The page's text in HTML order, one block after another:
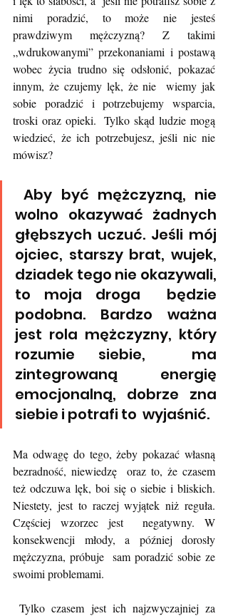
nimi poradzić, to może nie jesteś
prawdziwym mężczyzną? Z takimi
„wdrukowanymi” przekonaniami i postawą
wobec życia trudno się odsłonić, pokazać
innym, że czujemy lęk, że nie  wiemy jak
sobie poradzić i potrzebujemy wsparcia,
troski oraz opieki.  Tylko skąd ludzie mogą
wiedzieć, że ich potrzebujesz, jeśli nic nie
mówisz?
Aby być mężczyzną, nie
wolno okazywać żadnych
głębszych uczuć. Jeśli mój
ojciec, starszy brat, wujek,
dziadek tego nie okazywali,
to moja droga  będzie
podobna. Bardzo ważna
jest rola mężczyzny, który
rozumie siebie,  ma
zintegrowaną energię
emocjonalną, dobrze zna
siebie i potrafi to  wyjaśnić.
Ma odwagę do tego, żeby pokazać własną
bezradność, niewiedzę  oraz to, że czasem
też odczuwa lęk, boi się o siebie i bliskich.
Niestety, jest to raczej wyjątek niż reguła.
Częściej wzorzec jest  negatywny. W
konsekwencji młody, a później dorosły
mężczyzna, próbuje  sam poradzić sobie ze
swoimi problemami.
Tylko czasem jest ich najzwyczajniej za